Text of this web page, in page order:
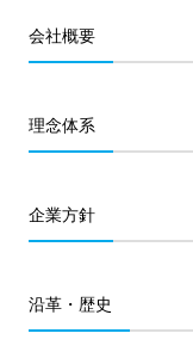
会社概要
理念体系
企業方針
沿革・歴史